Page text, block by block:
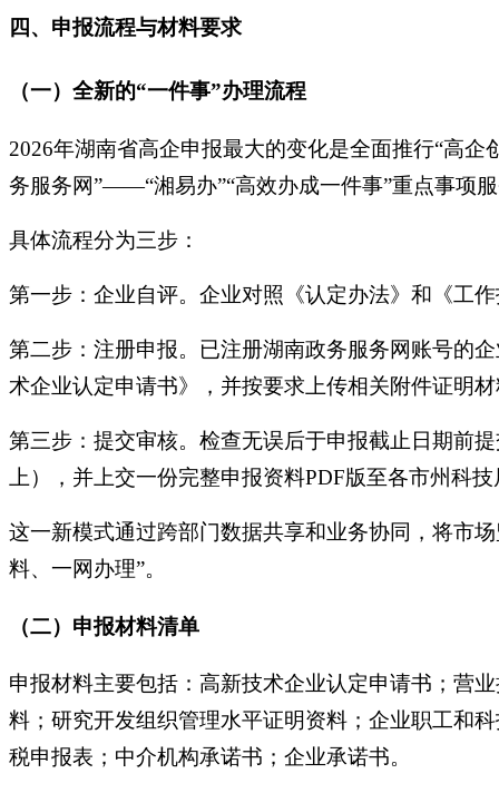
四、申报流程与材料要求
（一）全新的“一件事”办理流程
2026年湖南省高企申报最大的变化是全面推行“高
务服务网”——“湘易办”“高效办成一件事”重点事项
具体流程分为三步：
第一步：企业自评。企业对照《认定办法》和《工
第二步：注册申报。已注册湖南政务服务网账号的
术企业认定申请书》，并按要求上传相关附件证明
第三步：提交审核。检查无误后于申报截止日期前
上），并上交一份完整申报资料PDF版至各市州科
这一新模式通过跨部门数据共享和业务协同，将市
料、一网办理”。
（二）申报材料清单
申报材料主要包括：高新技术企业认定申请书；营
料；研究开发组织管理水平证明资料；企业职工和
税申报表；中介机构承诺书；企业承诺书。